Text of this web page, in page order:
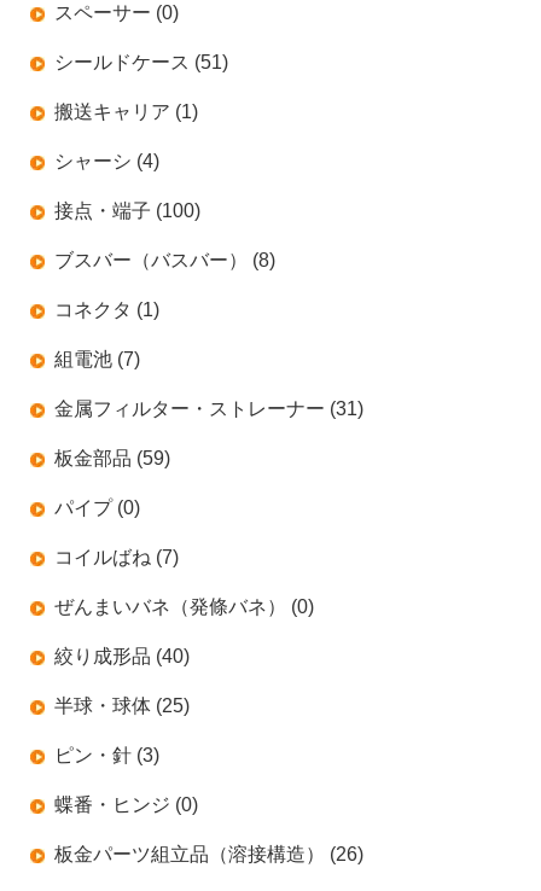
スペーサー (0)
シールドケース (51)
搬送キャリア (1)
シャーシ (4)
接点・端子 (100)
ブスバー（バスバー） (8)
コネクタ (1)
組電池 (7)
金属フィルター・ストレーナー (31)
板金部品 (59)
パイプ (0)
コイルばね (7)
ぜんまいバネ（発條バネ） (0)
絞り成形品 (40)
半球・球体 (25)
ピン・針 (3)
蝶番・ヒンジ (0)
板金パーツ組立品（溶接構造） (26)